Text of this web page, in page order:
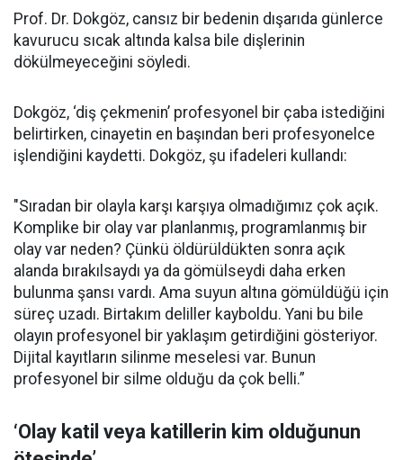
Prof. Dr. Dokgöz, cansız bir bedenin dışarıda günlerce
kavurucu sıcak altında kalsa bile dişlerinin
dökülmeyeceğini söyledi.
Dokgöz, ‘diş çekmenin’ profesyonel bir çaba istediğini
belirtirken, cinayetin en başından beri profesyonelce
işlendiğini kaydetti. Dokgöz, şu ifadeleri kullandı:
"Sıradan bir olayla karşı karşıya olmadığımız çok açık.
Komplike bir olay var planlanmış, programlanmış bir
olay var neden? Çünkü öldürüldükten sonra açık
alanda bırakılsaydı ya da gömülseydi daha erken
bulunma şansı vardı. Ama suyun altına gömüldüğü için
süreç uzadı. Birtakım deliller kayboldu. Yani bu bile
olayın profesyonel bir yaklaşım getirdiğini gösteriyor.
Dijital kayıtların silinme meselesi var. Bunun
profesyonel bir silme olduğu da çok belli.”
‘Olay katil veya katillerin kim olduğunun